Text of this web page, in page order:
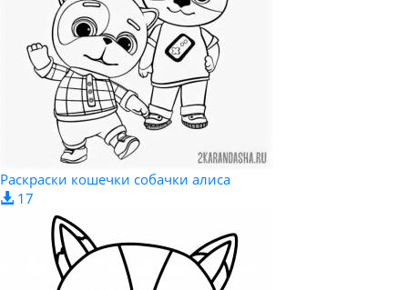
Раскраски кошечки собачки алиса
17